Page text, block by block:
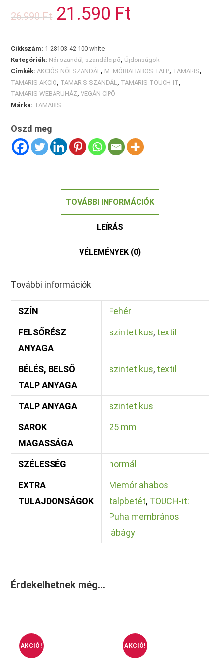
26.990Ft
Original
price
was:
21.590 Ft
Cikkszám: 1-28103-42 100 white
Kategóriák: Női szandál, szandálcipő, Újdonságok
Címkék: AKCIÓS NŐI SZANDÁL , MEMÓRIAHABOS TALP, TAMARIS,
TAMARIS AKCIÓ, TAMARIS SZANDÁL , TAMARIS TOUCH-IT,
TAMARIS WEBÁRUHÁZ,VEGÁN CIPŐ
Márka: TAMARIS
Oszd meg
TOVÁBBI INFORMÁCIÓK
LEÍRÁS
VÉLEMÉNYEK (0)
További információk
SZÍN Fehér
FELSŐRÉSZ
ANYAGA
szintetikus, textil
BÉLÉS, BELSŐ
TALP ANYAGA
szintetikus, textil
TALP ANYAGA szintetikus
SAROK
MAGASSÁGA
25 mm
SZÉLESSÉG normál
EXTRA
TULAJDONSÁGOK
Memóriahabos
talpbetét, TOUCH-it:
Puha membrános
lábágy
Érdekelhetnek még…
AKCIÓ! AKCIÓ!